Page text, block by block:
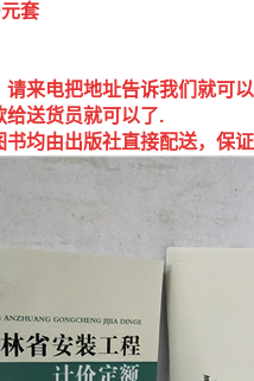
套
来电把地址告诉我们就可
给送货员就可以了.
均由出版社直接配送，保